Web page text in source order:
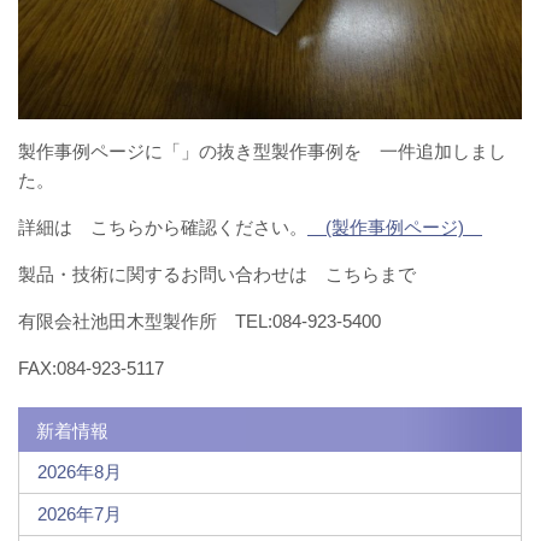
製作事例ページに「」の抜き型製作事例を 一件追加しまし
た。
詳細は こちらから確認ください。 (製作事例ページ)
製品・技術に関するお問い合わせは こちらまで
有限会社池田木型製作所 TEL:084-923-5400
FAX:084-923-5117
新着情報
2026年8月
2026年7月